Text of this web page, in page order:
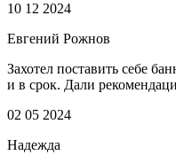
10 12 2024
Евгений Рожнов
Захотел поставить себе
и в срок. Дали
02 05 2024
Надежда